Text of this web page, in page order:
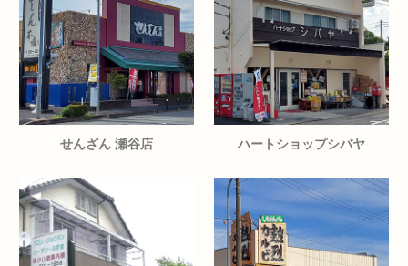
せんざん 瀬谷店 ハートショップシバヤ